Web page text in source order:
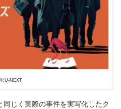
NEXTで見る
:U-NEXT
同じく実際の事件を実写化したク